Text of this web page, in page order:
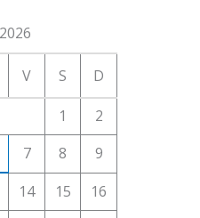
V S D
1
2
7 8
9
14 15
16